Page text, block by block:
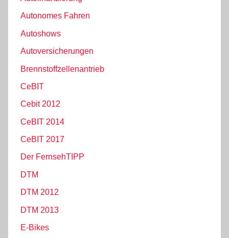
Autonomes Fahren
Autoshows
Autoversicherungen
Brennstoffzellenantrieb
CeBIT
Cebit 2012
CeBIT 2014
CeBIT 2017
Der FernsehTIPP
DTM
DTM 2012
DTM 2013
E-Bikes